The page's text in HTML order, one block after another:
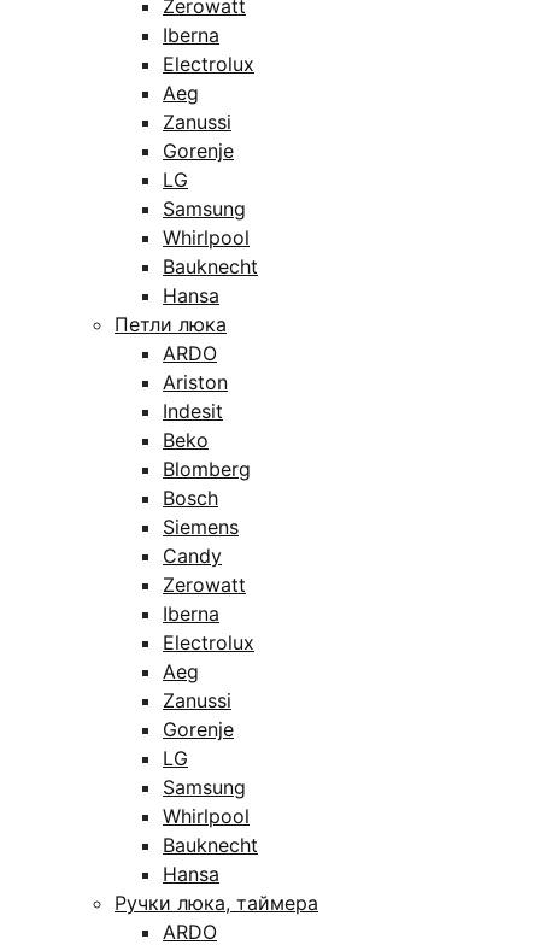
Zerowatt
Iberna
Electrolux
Aeg
Zanussi
Gorenje
LG
Samsung
Whirlpool
Bauknecht
Hansa
Петли люка
ARDO
Ariston
Indesit
Beko
Blomberg
Bosch
Siemens
Candy
Zerowatt
Iberna
Electrolux
Aeg
Zanussi
Gorenje
LG
Samsung
Whirlpool
Bauknecht
Hansa
Ручки люка, таймера
ARDO